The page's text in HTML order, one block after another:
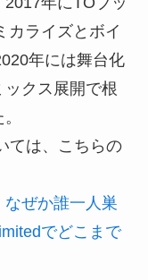
カライズとボイ
年には舞台化
ックス展開で根
ては、こちらの
なぜか誰一人巣
でどこまで